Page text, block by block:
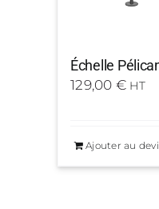
Échelle
129,00 € HT
Ajouter au